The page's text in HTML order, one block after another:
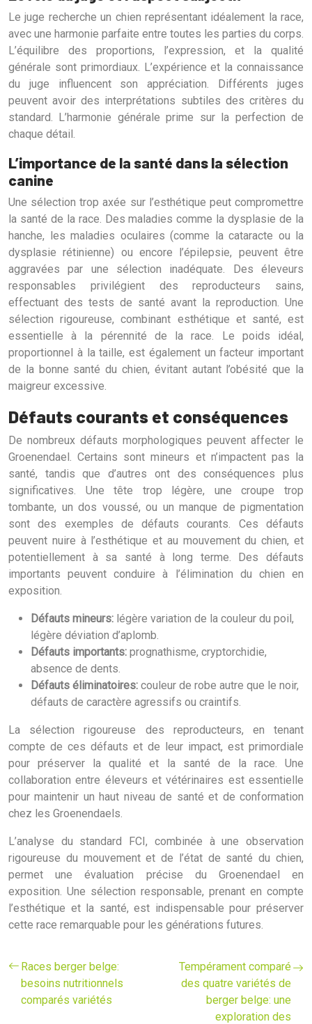
Le juge recherche un chien représentant idéalement la race,
avec une harmonie parfaite entre toutes les parties du corps.
L’équilibre des proportions, l’expression, et la qualité
générale sont primordiaux. L’expérience et la connaissance
du juge influencent son appréciation. Différents juges
peuvent avoir des interprétations subtiles des critères du
standard. L’harmonie générale prime sur la perfection de
chaque détail.
L’importance de la santé dans la sélection
canine
Une sélection trop axée sur l’esthétique peut compromettre
la santé de la race. Des maladies comme la dysplasie de la
hanche, les maladies oculaires (comme la cataracte ou la
dysplasie rétinienne) ou encore l’épilepsie, peuvent être
aggravées par une sélection inadéquate. Des éleveurs
responsables privilégient des reproducteurs sains,
effectuant des tests de santé avant la reproduction. Une
sélection rigoureuse, combinant esthétique et santé, est
essentielle à la pérennité de la race. Le poids idéal,
proportionnel à la taille, est également un facteur important
de la bonne santé du chien, évitant autant l’obésité que la
maigreur excessive.
Défauts courants et conséquences
De nombreux défauts morphologiques peuvent affecter le
Groenendael. Certains sont mineurs et n’impactent pas la
santé, tandis que d’autres ont des conséquences plus
significatives. Une tête trop légère, une croupe trop
tombante, un dos voussé, ou un manque de pigmentation
sont des exemples de défauts courants. Ces défauts
peuvent nuire à l’esthétique et au mouvement du chien, et
potentiellement à sa santé à long terme. Des défauts
importants peuvent conduire à l’élimination du chien en
exposition.
Défauts mineurs: légère variation de la couleur du poil,
légère déviation d’aplomb.
Défauts importants: prognathisme, cryptorchidie,
absence de dents.
Défauts éliminatoires: couleur de robe autre que le noir,
défauts de caractère agressifs ou craintifs.
La sélection rigoureuse des reproducteurs, en tenant
compte de ces défauts et de leur impact, est primordiale
pour préserver la qualité et la santé de la race. Une
collaboration entre éleveurs et vétérinaires est essentielle
pour maintenir un haut niveau de santé et de conformation
chez les Groenendaels.
L’analyse du standard FCI, combinée à une observation
rigoureuse du mouvement et de l’état de santé du chien,
permet une évaluation précise du Groenendael en
exposition. Une sélection responsable, prenant en compte
l’esthétique et la santé, est indispensable pour préserver
cette race remarquable pour les générations futures.
Races berger belge:
besoins nutritionnels
comparés variétés
Tempérament comparé
des quatre variétés de
berger belge: une
exploration des